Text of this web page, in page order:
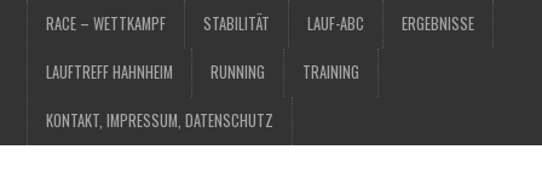
RACE – WETTKAMPF STABILITÄT LAUF-ABC ERGEBNISSE
LAUFTREFF HAHNHEIM RUNNING TRAINING
KONTAKT, IMPRESSUM, DATENSCHUTZ